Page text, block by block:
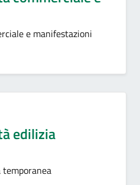
e manifestazioni
edilizia